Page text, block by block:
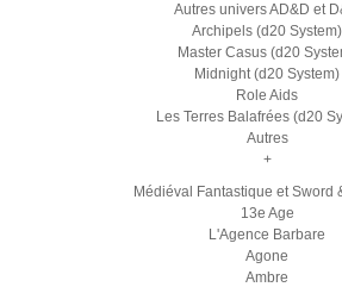
Autres univers AD&D et
Archipels (d20 System)
Master Casus (d20
Midnight (d20 System)
Role Aids
Les Terres Balafrées (d20
Autres
+
Médiéval Fantastique et Sword
13e Age
L'Agence Barbare
Agone
Ambre